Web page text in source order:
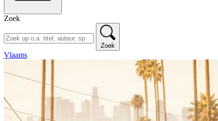
Zoek
Zoek
Vlaams